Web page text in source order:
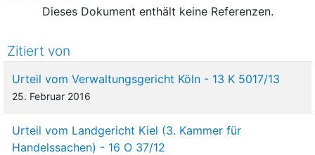
Dieses Dokument enthält keine Referenzen.
Zitiert von
Urteil vom Verwaltungsgericht Köln - 13 K 5017/13
25. Februar 2016
Urteil vom Landgericht Kiel (3. Kammer für
Handelssachen) - 16 O 37/12